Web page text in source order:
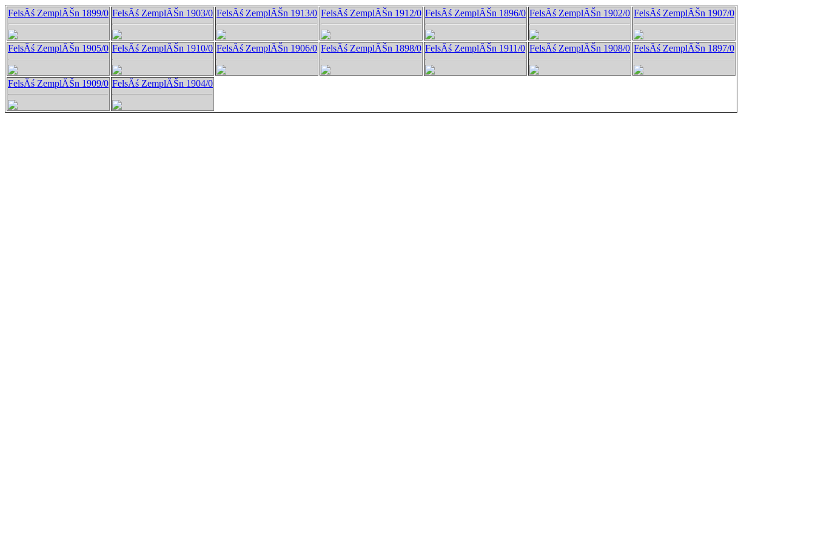
FelsĂś ZemplĂŠn 1899/0 FelsĂś ZemplĂŠn 1903/0 FelsĂś ZemplĂŠn 1913/0 FelsĂś ZemplĂŠn 1912/0 FelsĂś ZemplĂŠn 1896/0 FelsĂś ZemplĂŠn 1902/0 FelsĂś ZemplĂŠn 1907/0
FelsĂś ZemplĂŠn 1905/0 FelsĂś ZemplĂŠn 1910/0 FelsĂś ZemplĂŠn 1906/0 FelsĂś ZemplĂŠn 1898/0 FelsĂś ZemplĂŠn 1911/0 FelsĂś ZemplĂŠn 1908/0 FelsĂś ZemplĂŠn 1897/0
FelsĂś ZemplĂŠn 1909/0 FelsĂś ZemplĂŠn 1904/0